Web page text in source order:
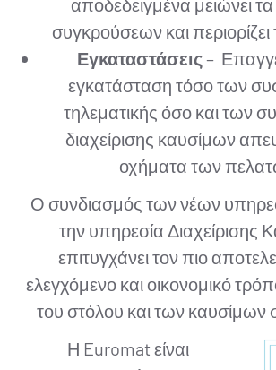
αποδεδειγμένα μειώνει
συγκρούσεων και περιορίζει
Εγκαταστάσεις–
εγκατάσταση τόσο των
τηλεματικής όσο και των
διαχείρισης καυσίμων
οχήματα των
Ο συνδιασμός των νέων
την υπηρεσία Διαχείρισης
επιτυγχάνει τον πιο
ελεγχόμενο και οικονομικό
του στόλου και των καυσίμων
Η Euromat είναι